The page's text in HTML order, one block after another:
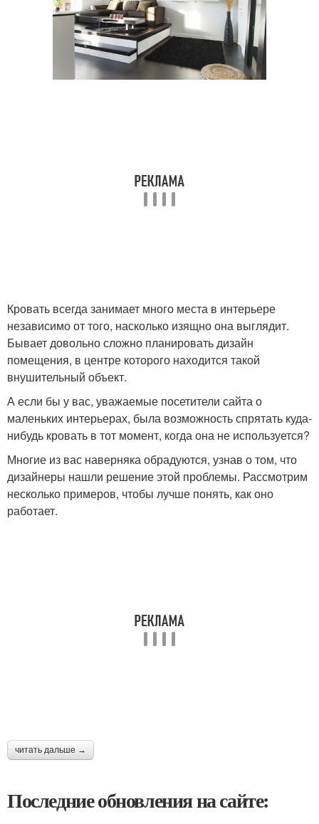
Кровать всегда занимает много места в интерьере
независимо от того, насколько изящно она выглядит.
Бывает довольно сложно планировать дизайн
помещения, в центре которого находится такой
внушительный объект.
А если бы у вас, уважаемые посетители сайта о
маленьких интерьерах, была возможность спрятать куда-
нибудь кровать в тот момент, когда она не используется?
Многие из вас наверняка обрадуются, узнав о том, что
дизайнеры нашли решение этой проблемы. Рассмотрим
несколько примеров, чтобы лучше понять, как оно
работает.
читать дальше →
Последние обновления на сайте: